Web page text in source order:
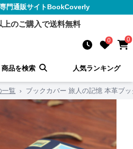
専門通販サイトBookCoverly
上のご購入で送料無料
0 0
商品を検索 人気ランキング
一覧 › ブックカバー 旅人の記憶 本革ブ